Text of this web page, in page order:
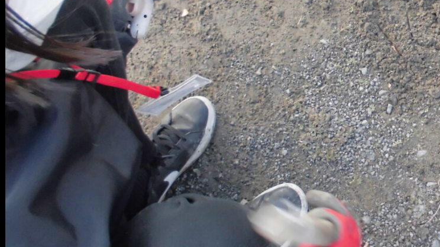
メ
イ
ン
コ
ン
テ
ン
ツ
へ
移
動